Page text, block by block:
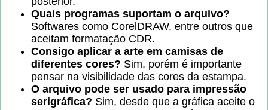
Quais programas suportam o arquivo?
Softwares como CorelDRAW, entre outros que
aceitam formatação CDR.
Consigo aplicar a arte em camisas de
diferentes cores? Sim, porém é importante
pensar na visibilidade das cores da estampa.
O arquivo pode ser usado para impressão
serigráfica? Sim, desde que a gráfica aceite o